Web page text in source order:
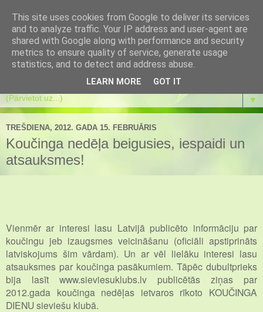
Es mainos
Es mainos pati un atbalstu pārmaiņas citos. Koučings.
Transformācijas spēle. Eneagramma. Meditācijas.
▼
TREŠDIENA, 2012. GADA 15. FEBRUĀRIS
Koučinga nedēļa beigusies, iespaidi un
atsauksmes!
Vienmēr ar interesi lasu Latvijā publicēto informāciju par
koučingu jeb izaugsmes veicināšanu (oficiāli apstiprināts
latviskojums šim vārdam). Un ar vēl lielāku interesi lasu
atsauksmes par koučinga pasākumiem. Tāpēc dubultprieks
bija lasīt www.sieviesuklubs.lv publicētās ziņas par
2012.gada koučinga nedēļas ietvaros rīkoto KOUČINGA
DIENU sieviešu klubā.
This site uses cookies from Google to deliver its services
and to analyze traffic. Your IP address and user-agent are
shared with Google along with performance and security
metrics to ensure quality of service, generate usage
statistics, and to detect and address abuse.
LEARN MORE GOT IT